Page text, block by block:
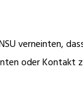
verneinten,
oder Kontakt